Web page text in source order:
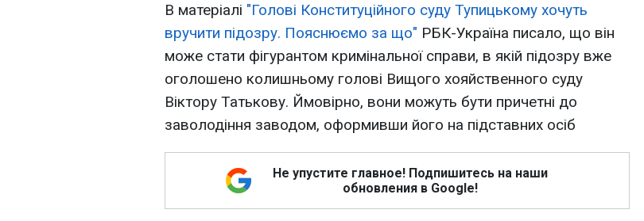
В матеріалі "Голові Конституційного суду Тупицькому хочуть
вручити підозру. Пояснюємо за що" РБК-Україна писало, що він
може стати фігурантом кримінальної справи, в якій підозру вже
оголошено колишньому голові Вищого хояйственного суду
Віктору Татькову. Ймовірно, вони можуть бути причетні до
заволодіння заводом, оформивши його на підставних осіб
Не упустите главное! Подпишитесь на наши
обновления в Google!